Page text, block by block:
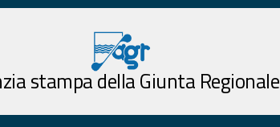
stampa della Giunta Regionale